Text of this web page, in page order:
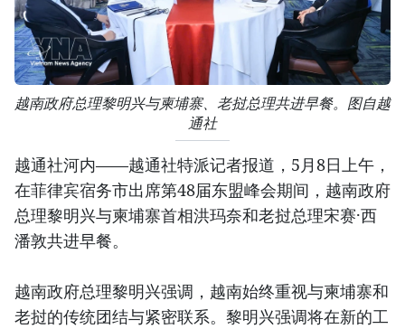
越南政府总理黎明兴与柬埔寨、老挝总理共进早餐。图自越
通社
越通社河内——越通社特派记者报道，5月8日上午，
在菲律宾宿务市出席第48届东盟峰会期间，越南政府
总理黎明兴与柬埔寨首相洪玛奈和老挝总理宋赛·西
潘敦共进早餐。
越南政府总理黎明兴强调，越南始终重视与柬埔寨和
老挝的传统团结与紧密联系。黎明兴强调将在新的工